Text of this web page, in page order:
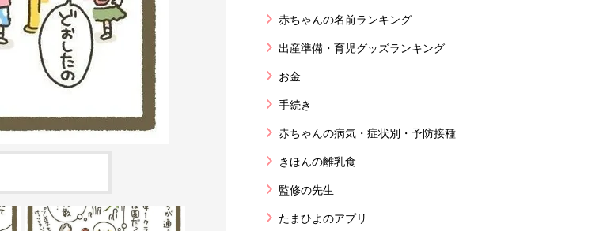
赤ちゃんの名前ランキング
出産準備・育児グッズランキング
お金
手続き
赤ちゃんの病気・症状別・予防接種
きほんの離乳食
監修の先生
たまひよのアプリ